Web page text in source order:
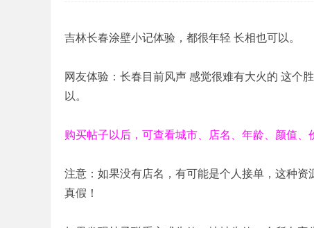
吉林长春涂壁小记体验，都很年轻 长相也可以。
网友体验：长春目前风声 感觉很难有大火的 这个
以。
购买帖子以后，可查看城市、店名、年龄、颜值、
注意：如果没有店名，有可能是个人接单，这种
真假！